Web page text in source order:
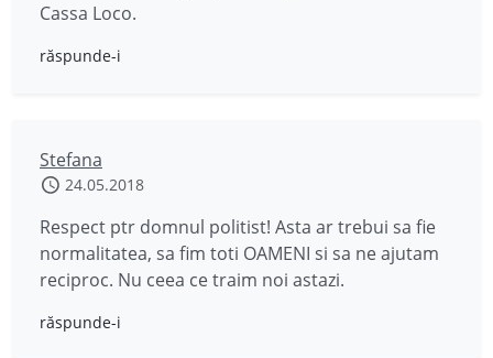
Cassa Loco.
răspunde-i
Stefana
24.05.2018
Respect ptr domnul politist! Asta ar trebui sa fie
normalitatea, sa fim toti OAMENI si sa ne ajutam
reciproc. Nu ceea ce traim noi astazi.
răspunde-i